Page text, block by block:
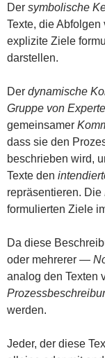
Der symbolische
Texte, die
explizite Ziele
darstellen.
Der dynamische
Gruppe von
gemeinsamer
dass sie den
beschrieben wird,
Texte den
repräsentieren. Die
formulierten Ziele
Da diese
oder mehrerer —
analog den
werden.
Jeder, der diese